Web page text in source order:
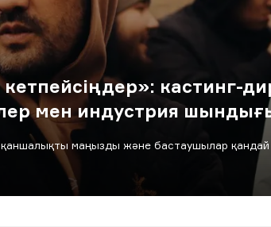
кастинг-
мен индустрия
маңызды және бастаушылар қандай